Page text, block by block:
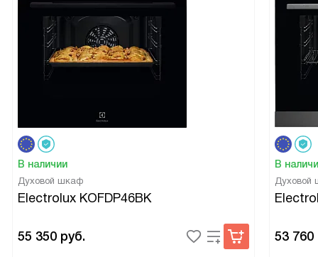
В наличии
Духовой шкаф
Electrolux KOFDP46BK
55 350 руб.
В
Духовой
53 760